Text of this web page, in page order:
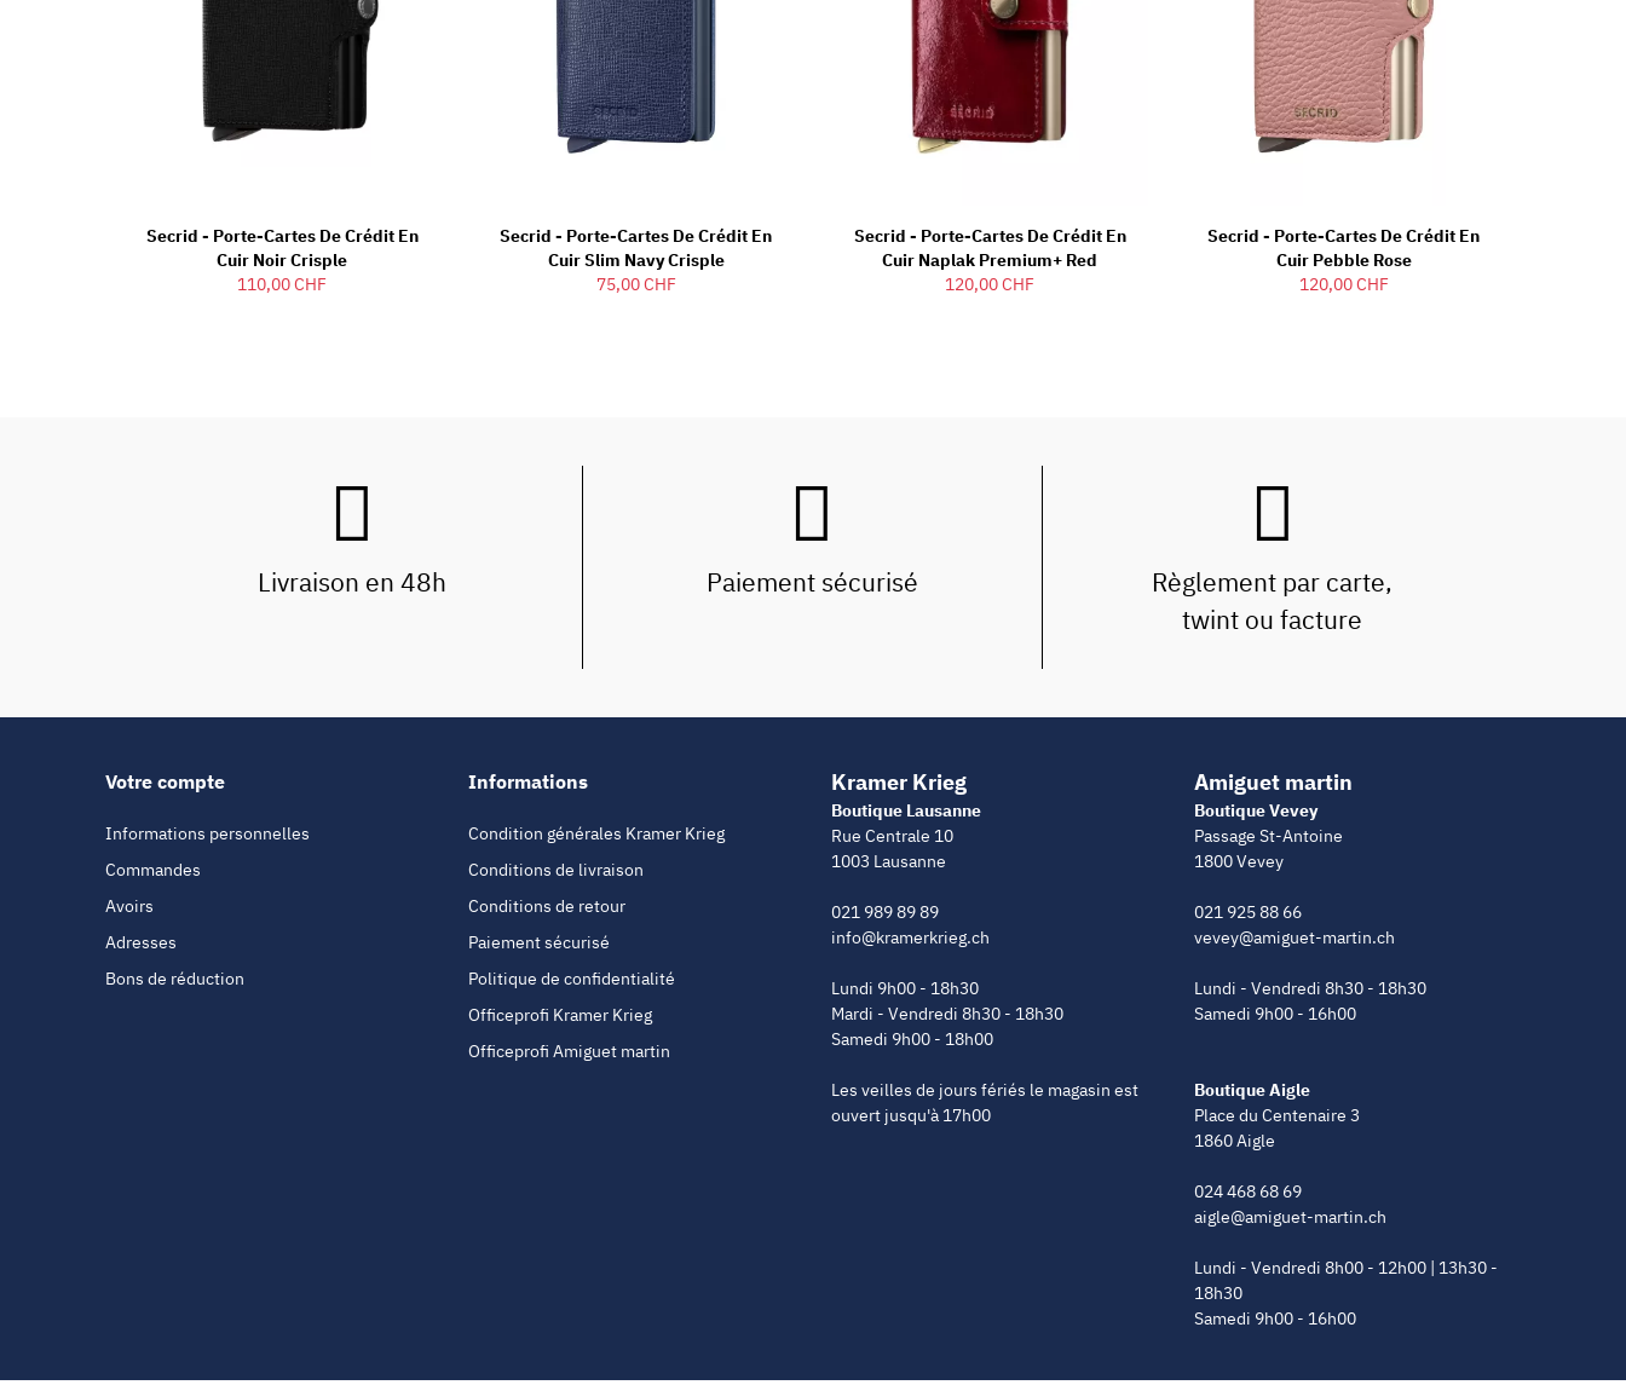
Secrid - Porte-Cartes De Crédit En
Cuir Noir Crisple
110,00 CHF
Secrid - Porte-Cartes De Crédit En
Cuir Slim Navy Crisple
75,00 CHF
Secrid - Porte-Cartes De Crédit En
Cuir Naplak Premium+ Red
120,00 CHF
Secrid - Porte-Cartes De Crédit En
Cuir Pebble Rose
120,00 CHF
Livraison en 48h Paiement sécurisé
Règlement par carte,
twint ou facture
Votre compte
Informations personnelles
Commandes
Avoirs
Adresses
Bons de réduction
Informations
Condition générales Kramer Krieg
Conditions de livraison
Conditions de retour
Paiement sécurisé
Politique de confidentialité
Officeprofi Kramer Krieg
Officeprofi Amiguet martin
Kramer Krieg
Boutique Lausanne
Rue Centrale 10
1003 Lausanne
021 989 89 89
info@kramerkrieg.ch
Lundi 9h00 - 18h30
Mardi - Vendredi 8h30 - 18h30
Samedi 9h00 - 18h00
Les veilles de jours fériés le magasin est
ouvert jusqu'à 17h00
Amiguet martin
Boutique Vevey
Passage St-Antoine
1800 Vevey
021 925 88 66
vevey@amiguet-martin.ch
Lundi - Vendredi 8h30 - 18h30
Samedi 9h00 - 16h00
Boutique Aigle
Place du Centenaire 3
1860 Aigle
024 468 68 69
aigle@amiguet-martin.ch
Lundi - Vendredi 8h00 - 12h00 | 13h30 -
18h30
Samedi 9h00 - 16h00